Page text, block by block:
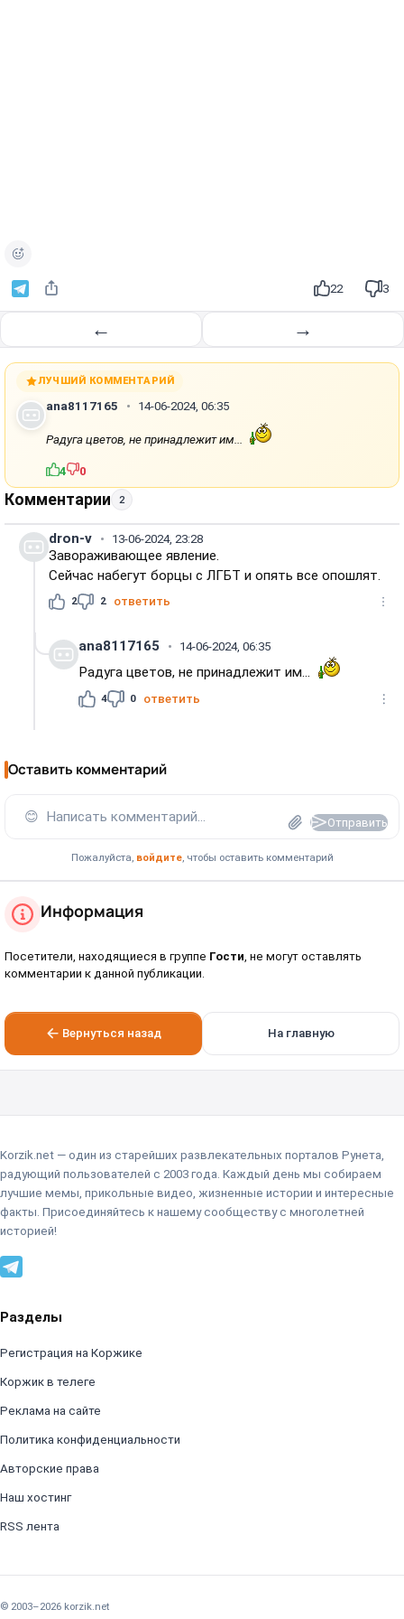
22 3
← →
ЛУЧШИЙ КОММЕНТАРИЙ
ana8117165 14-06-2024, 06:35
Радуга цветов, не принадлежит им...
4 0
Комментарии 2
dron-v 13-06-2024, 23:28
Завораживающее явление.
Сейчас набегут борцы с ЛГБТ и опять все опошлят.
2 2 ответить
ana8117165 14-06-2024, 06:35
Радуга цветов, не принадлежит им...
4 0 ответить
Оставить комментарий
😊 Написать комментарий... Отправить
Пожалуйста, войдите, чтобы оставить комментарий
Информация
Посетители, находящиеся в группе Гости , не могут оставлять
комментарии к данной публикации.
Вернуться назад На главную
Korzik.net — один из старейших развлекательных порталов Рунета,
радующий пользователей с 2003 года. Каждый день мы собираем
лучшие мемы, прикольные видео, жизненные истории и интересные
факты. Присоединяйтесь к нашему сообществу с многолетней
историей!
Разделы
Регистрация на Коржике
Коржик в телеге
Реклама на сайте
Политика конфиденциальности
Авторские права
Наш хостинг
RSS лента
© 2003–2026 korzik.net